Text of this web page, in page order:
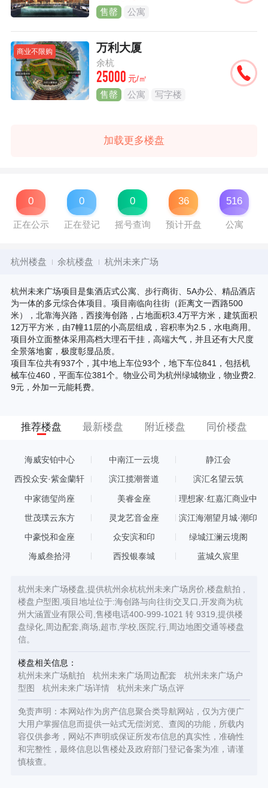
售罄 公寓
商业不限购 万利大厦
余杭
25000 元/㎡
售罄 公寓 写字楼
加载更多楼盘
0
正在公示
0
正在登记
0
摇号查询
36
预计开盘
516
公寓
杭州楼盘 余杭楼盘 杭州未来广场
杭州未来广场项目是集酒店式公寓、步行商街、5A办公、精品酒店
为一体的多元综合体项目。项目南临向往街（距离文一西路500
米），北靠海兴路，西接海创路，占地面积3.4万平方米，建筑面积
12万平方米，由7幢11层的小高层组成，容积率为2.5，水电商用。
项目外立面整体采用高档大理石干挂，高端大气，并且还有大尺度
全景落地窗，极度彰显品质。
项目车位共有937个，其中地上车位93个，地下车位841，包括机
械车位460，平面车位381个。物业公司为杭州绿城物业，物业费2.
9元，外加一元能耗费。
推荐楼盘 最新楼盘 附近楼盘 同价楼盘
海威安铂中心 中南江一云境 静江会
西投众安·紫金蘭轩 滨江揽潮誉道 滨汇名望云筑
中家德玺尚座 美睿金座
理想家·红嘉汇商业中
世茂璞云东方 灵龙艺音金座 滨江海潮望月城·潮印
中豪悦和金座 众安滨和印 绿城江澜云境阁
海威叁拾浔 西投银泰城 蓝城久宸里
杭州未来广场楼盘,提供杭州余杭杭州未来广场房价,楼盘航拍 ,
楼盘户型图,项目地址位于:海创路与向往街交叉口,开发商为杭
州大涵置业有限公司,售楼电话400-999-1021 转 9319,提供楼
盘绿化,周边配套,商场,超市,学校,医院,行,周边地图交通等楼盘
信。
楼盘相关信息：
杭州未来广场航拍
杭州未来广场周边配套
杭州未来广场户
型图
杭州未来广场详情 杭州未来广场点评
免责声明：本网站作为房产信息聚合类导航网站，仅为方便广
大用户掌握信息而提供一站式无偿浏览、查阅的功能，所载内
容仅供参考，网站不声明或保证所发布信息的真实性，准确性
和完整性，最终信息以售楼处及政府部门登记备案为准，请谨
慎核查。